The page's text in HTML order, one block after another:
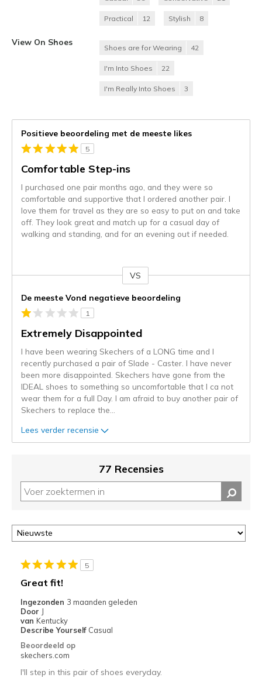
Practical 12 Stylish 8
View On Shoes
Shoes are for Wearing 42
I'm Into Shoes 22
I'm Really Into Shoes 3
Positieve beoordeling met de meeste likes
5
Comfortable Step-ins
I purchased one pair months ago, and they were so
comfortable and supportive that I ordered another pair. I
love them for travel as they are so easy to put on and take
off. They look great and match up for a casual day of
walking and standing, and for an evening out if needed.
content
wordt
momenteel
gemigreerd
de
niejee
page_id.
kunt
status
van
deze
of
door
href="javascript:location.href=location.pathname;">hier</a>
page
met
de
migratiegeschiedenis
de
VS
De meeste Vond negatieve beoordeling
1
Extremely Disappointed
I have been wearing Skechers of a LONG time and I
recently purchased a pair of Slade - Caster. I have never
been more disappointed. Skechers have gone from the
IDEAL shoes to something so uncomfortable that I ca not
wear them for a full Day. I am afraid to buy another pair of
Skechers to replace the
Lees verder recensie
77 Recensies
5
Great fit!
Ingezonden 3 maanden geleden
Door J
van Kentucky
Describe Yourself Casual
Beoordeeld op
skechers.com
I'll step in this pair of shoes everyday.